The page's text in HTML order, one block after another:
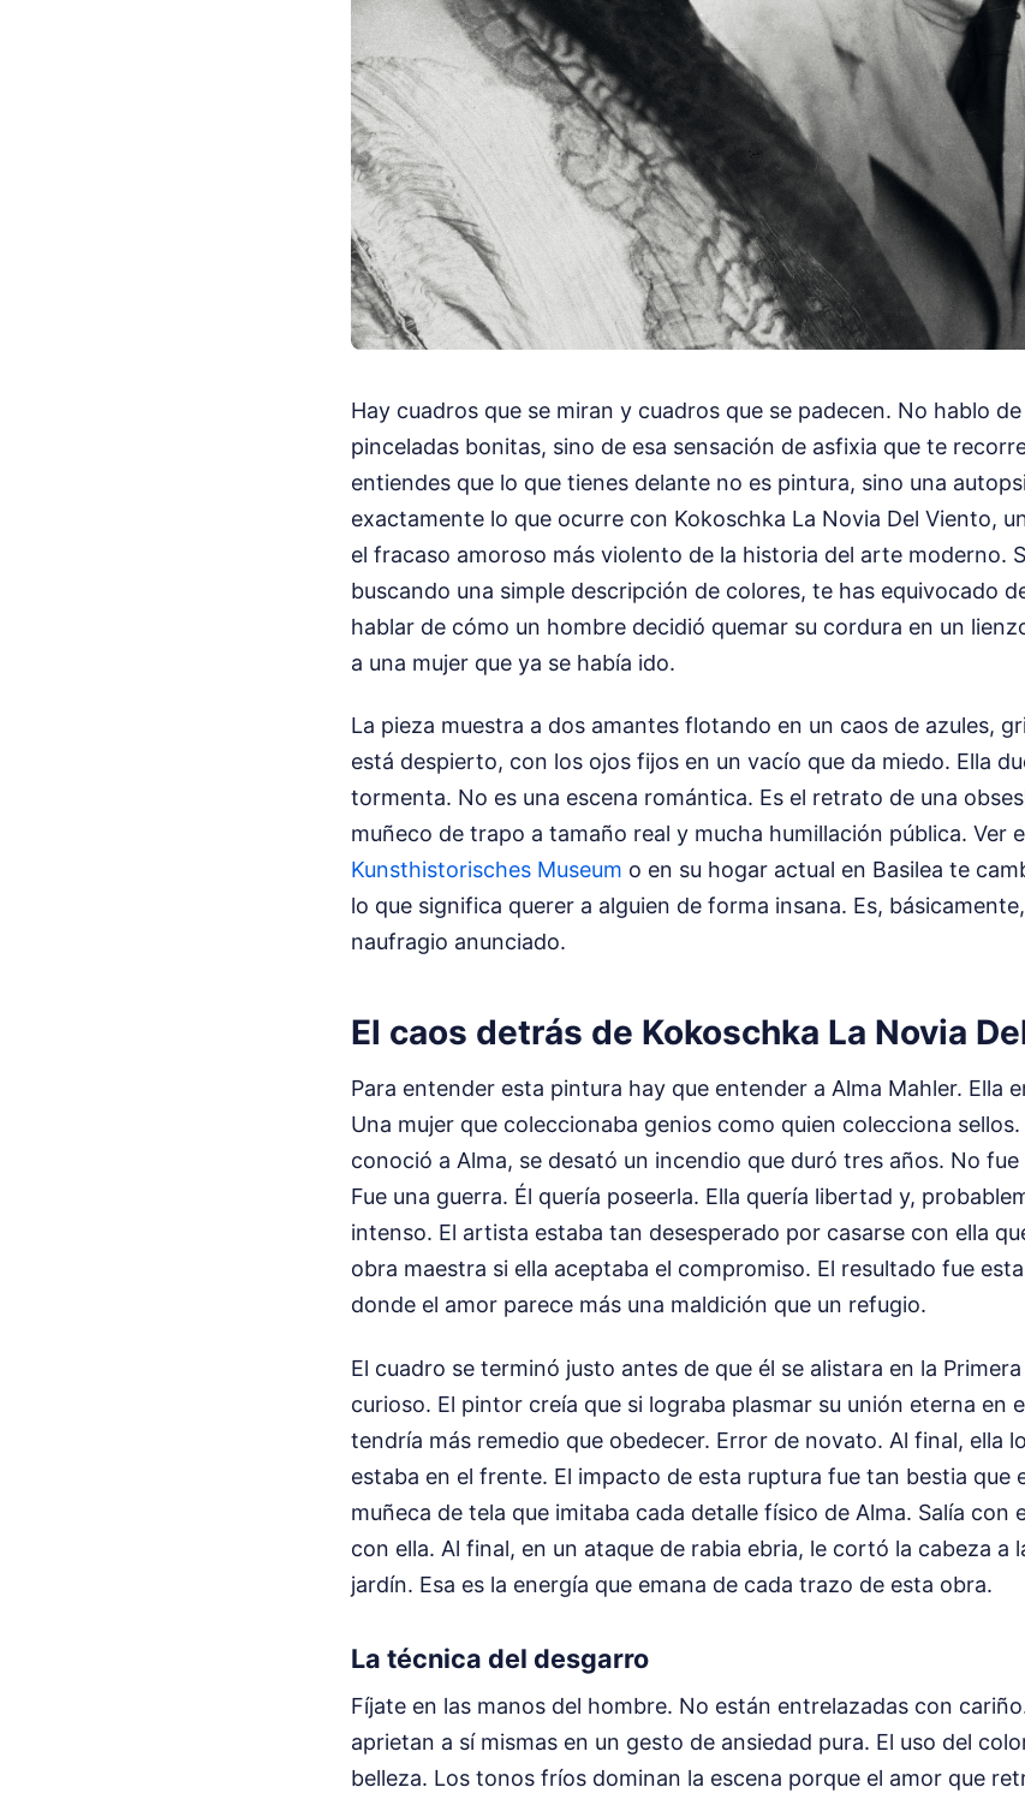
Hay cuadros que se miran y cuadros que se padecen. No hablo
pinceladas bonitas, sino de esa sensación de asfixia que te
entiendes que lo que tienes delante no es pintura, sino una
exactamente lo que ocurre con Kokoschka La Novia Del Viento,
el fracaso amoroso más violento de la historia del arte moderno.
buscando una simple descripción de colores, te has equivocado
hablar de cómo un hombre decidió quemar su cordura en un
a una mujer que ya se había ido.
La pieza muestra a dos amantes flotando en un caos de azules,
está despierto, con los ojos fijos en un vacío que da miedo. Ella
tormenta. No es una escena romántica. Es el retrato de una
muñeco de trapo a tamaño real y mucha humillación pública. Ver
Kunsthistorisches Museum o en su hogar actual en Basilea te
lo que significa querer a alguien de forma insana. Es,
naufragio anunciado.
El caos detrás de Kokoschka La Novia
Para entender esta pintura hay que entender a Alma Mahler. Ella
Una mujer que coleccionaba genios como quien colecciona
conoció a Alma, se desató un incendio que duró tres años. No
Fue una guerra. Él quería poseerla. Ella quería libertad y,
intenso. El artista estaba tan desesperado por casarse con ella
obra maestra si ella aceptaba el compromiso. El resultado fue
donde el amor parece más una maldición que un refugio.
El cuadro se terminó justo antes de que él se alistara en la
curioso. El pintor creía que si lograba plasmar su unión eterna en
tendría más remedio que obedecer. Error de novato. Al final, ella
estaba en el frente. El impacto de esta ruptura fue tan bestia que
muñeca de tela que imitaba cada detalle físico de Alma. Salía con
con ella. Al final, en un ataque de rabia ebria, le cortó la cabeza a
jardín. Esa es la energía que emana de cada trazo de esta obra.
La técnica del desgarro
Fíjate en las manos del hombre. No están entrelazadas con
aprietan a sí mismas en un gesto de ansiedad pura. El uso del
belleza. Los tonos fríos dominan la escena porque el amor que